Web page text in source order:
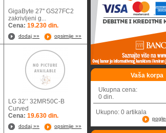
GigaByte 27'' GS27FC2
zakrivljeni g...
Cena: 19.230 din.
dodaj »» opsirnije »»
LG 32’’ 32MR50C-B
Curved
Cena: 19.630 din.
dodaj »» opsirnije »»
Vaša korpa
Ukupna cena:
0 din.
Ukupno: 0 artikala